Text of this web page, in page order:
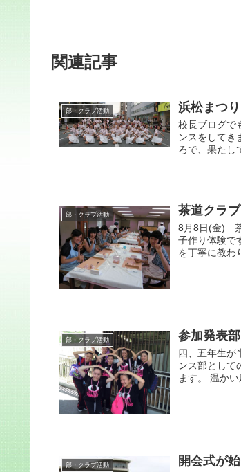
関連記事
部・クラブ活動 浜松まつ
校長ブログで
ンスをしてき
ろで、果たし
部・クラブ活動 茶道クラ
8月8日(金)
子作り体験で
を丁寧に教わ
部・クラブ活動 参加発表
四、五年生が
ンス部として
ます。 温か
部・クラブ活動 開会式が